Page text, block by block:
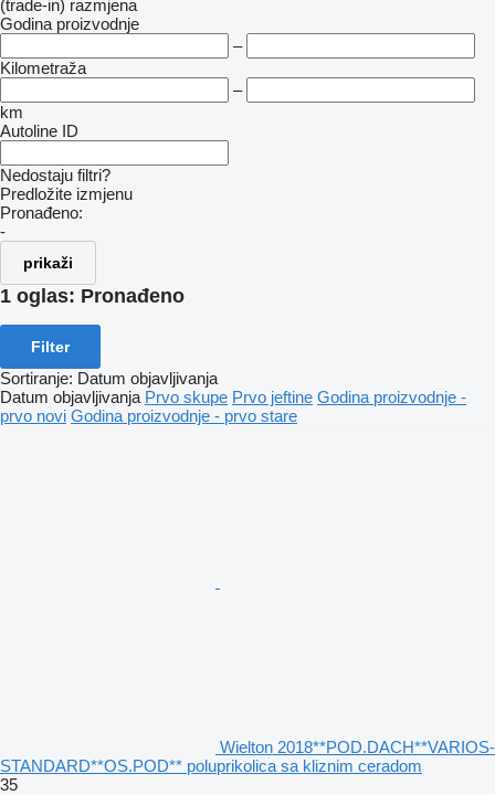
(trade-in) razmjena
Godina proizvodnje
–
Kilometraža
–
km
Autoline ID
Nedostaju filtri?
Predložite izmjenu
Pronađeno:
-
prikaži
1 oglas: Pronađeno
Filter
Sortiranje: Datum objavljivanja
Datum objavljivanja Prvo skupe Prvo jeftine Godina proizvodnje -
prvo novi Godina proizvodnje - prvo stare
Wielton 2018**POD.DACH**VARIOS-
STANDARD**OS.POD** poluprikolica sa kliznim ceradom
35